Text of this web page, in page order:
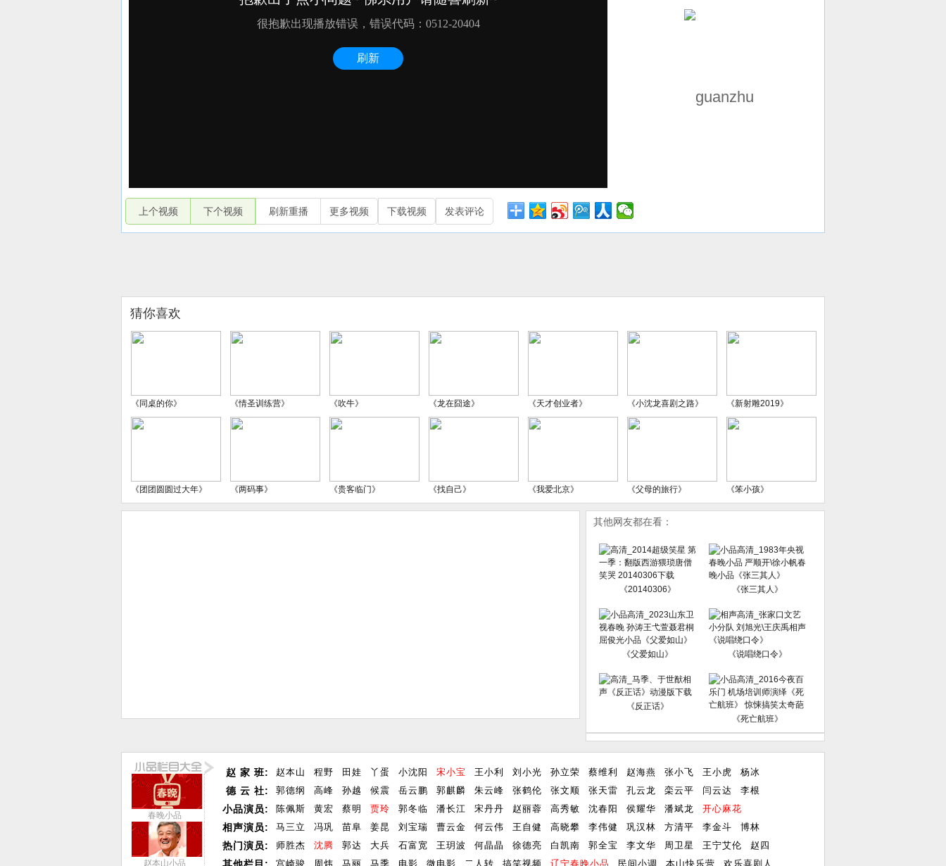
上个视频 下个视频 刷新重播 更多视频 下载视频 发表评论
猜你喜欢
《同桌的你》 《情圣训练营》 《吹牛》 《龙在囧途》 《天才创业者》 《小沈龙喜剧之路》 《新射雕2019》
《团团圆圆过大年》 《两码事》 《贵客临门》 《找自己》 《我爱北京》 《父母的旅行》 《笨小孩》
其他网友都在看：
《20140306》 《张三其人》
《父爱如山》 《说唱绕口令》
《反正话》
《死亡航班》
春晚小品
赵本山小品
赵 家 班:
德 云 社:
小品演员:
相声演员:
热门演员:
赵本山 程野 田娃 丫蛋 小沈阳 宋小宝 王小利 刘小光 孙立荣 蔡维利 赵海燕 张小飞 王小虎
杨冰
郭德纲
高峰 孙越 候震 岳云鹏 郭麒麟 朱云峰 张鹤伦 张文顺 张天雷 孔云龙 栾云平 闫云达
李根
陈佩斯
黄宏 蔡明 贾玲 郭冬临 潘长江 宋丹丹 赵丽蓉 高秀敏 沈春阳 侯耀华 潘斌龙
开心麻花
马三立
冯巩 苗阜 姜昆 刘宝瑞 曹云金 何云伟 王自健 高晓攀 李伟健 巩汉林 方清平 李金斗
博林
师胜杰
沈腾 郭达 大兵 石富宽 王玥波 何晶晶 徐德亮 白凯南 郭全宝 李文华 周卫星 王宁艾伦
赵四
宫崎骏
周炜 马丽 马季 电影 微电影 二人转 搞笑视频 辽宁春晚小品 民间小调 本山快乐营 欢乐喜剧人